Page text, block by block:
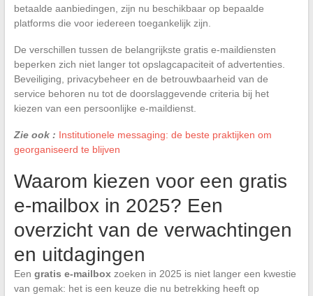
betaalde aanbiedingen, zijn nu beschikbaar op bepaalde
platforms die voor iedereen toegankelijk zijn.
De verschillen tussen de belangrijkste gratis e-maildiensten
beperken zich niet langer tot opslagcapaciteit of advertenties.
Beveiliging, privacybeheer en de betrouwbaarheid van de
service behoren nu tot de doorslaggevende criteria bij het
kiezen van een persoonlijke e-maildienst.
Zie ook : Institutionele messaging: de beste praktijken om
georganiseerd te blijven
Waarom kiezen voor een gratis
e-mailbox in 2025? Een
overzicht van de verwachtingen
en uitdagingen
Een gratis e-mailboxzoeken in 2025 is niet langer een kwestie
van gemak: het is een keuze die nu betrekking heeft op